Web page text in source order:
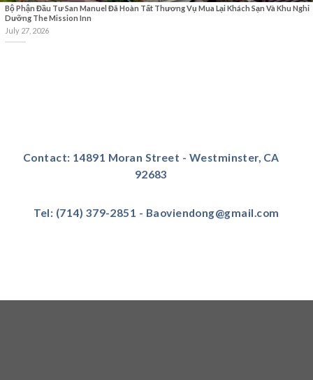
Bộ Phận Đầu Tư San Manuel Đã Hoàn Tất Thương Vụ Mua Lại Khách Sạn Và Khu Nghỉ
Dưỡng The Mission Inn
July 27, 2026
Contact: 14891 Moran Street - Westminster, CA
92683
Tel: (714) 379-2851 - Baoviendong@gmail.com